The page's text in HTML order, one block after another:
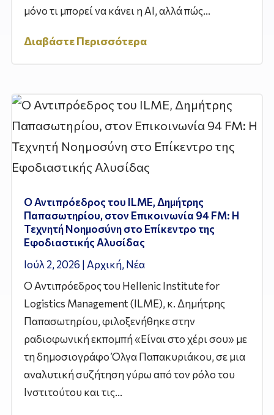
μόνο τι μπορεί να κάνει η AI, αλλά πώς...
Διαβάστε Περισσότερα
Ο Αντιπρόεδρος του ILME, Δημήτρης
Παπασωτηρίου, στον Επικοινωνία 94 FM: Η
Τεχνητή Νοημοσύνη στο Επίκεντρο της
Εφοδιαστικής Αλυσίδας
Ιούλ 2, 2026 | Αρχική, Νέα
Ο Αντιπρόεδρος του Hellenic Institute for
Logistics Management (ILME), κ. Δημήτρης
Παπασωτηρίου, φιλοξενήθηκε στην
ραδιοφωνική εκπομπή «Είναι στο χέρι σου» με
τη δημοσιογράφο Όλγα Παπακυριάκου, σε μια
αναλυτική συζήτηση γύρω από τον ρόλο του
Ινστιτούτου και τις...